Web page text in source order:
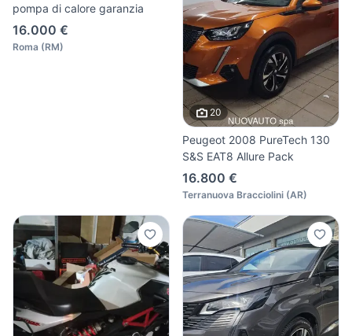
pompa di calore garanzia
16.000 €
Roma (RM)
20
Peugeot 2008 PureTech 130
S&S EAT8 Allure Pack
16.800 €
Terranuova Bracciolini (AR)